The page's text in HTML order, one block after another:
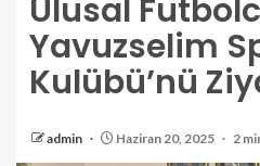
Ulusal
Yavuzselim
Kulübü’nü
admin Haziran 20, 2025 2